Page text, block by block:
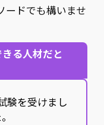
ードでも構いませ
る人材だと
験を受けまし